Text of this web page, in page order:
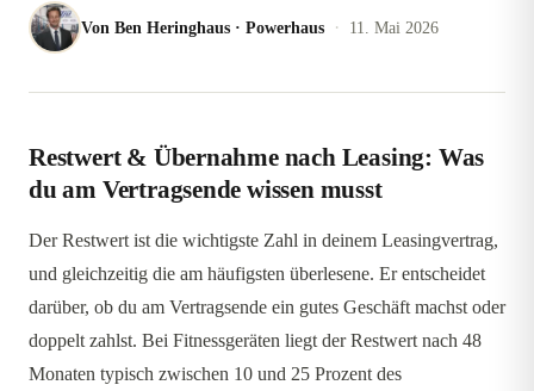
Von Ben Heringhaus · Powerhaus · 11. Mai 2026
Restwert & Übernahme nach Leasing: Was
du am Vertragsende wissen musst
Der Restwert ist die wichtigste Zahl in deinem Leasingvertrag,
und gleichzeitig die am häufigsten überlesene. Er entscheidet
darüber, ob du am Vertragsende ein gutes Geschäft machst oder
doppelt zahlst. Bei Fitnessgeräten liegt der Restwert nach 48
Monaten typisch zwischen 10 und 25 Prozent des